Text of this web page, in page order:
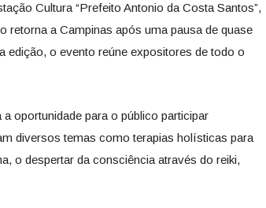
Cultura “Prefeito Antonio da Costa Santos”,
retorna a Campinas após uma pausa de quase
edição, o evento reúne expositores de todo o
oportunidade para o público participar
diversos temas como terapias holísticas para
o despertar da consciência através do reiki,